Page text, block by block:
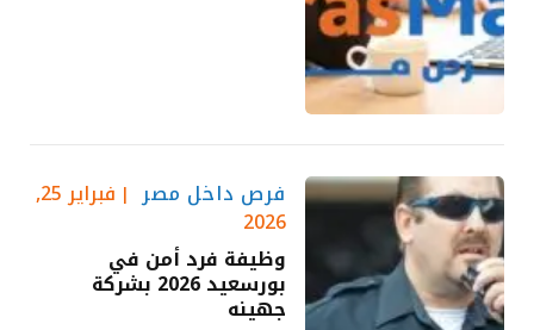
فرص داخل مصر فبراير 25,
2026
وظيفة فرد أمن في
بورسعيد 2026 بشركة
جهينه